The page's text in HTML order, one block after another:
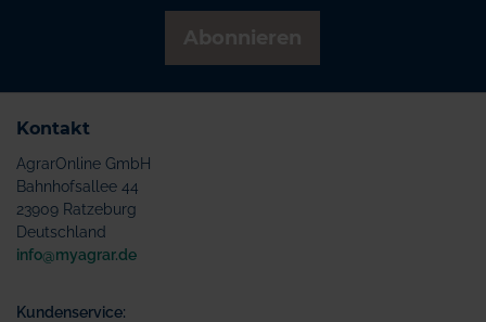
Kontakt
AgrarOnline GmbH
Bahnhofsallee 44
23909 Ratzeburg
Deutschland
info@myagrar.de
Kundenservice: